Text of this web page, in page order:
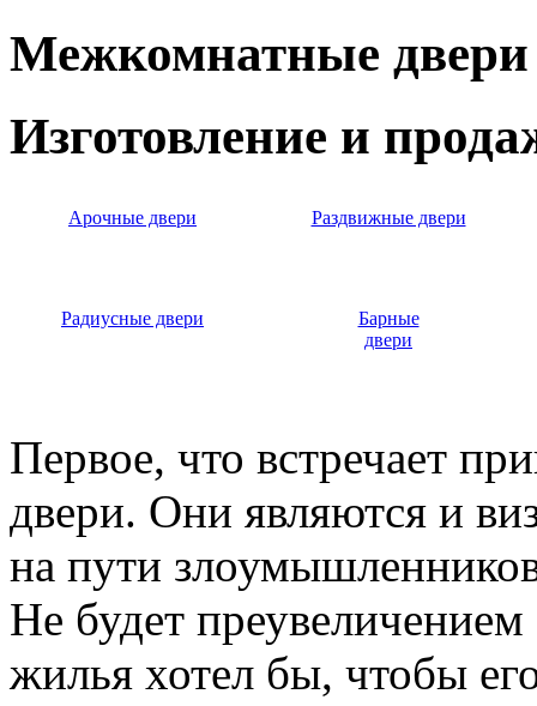
Межкомнатные двери
Изготовление и
Арочные двери Раздвижные двери
Радиусные двери
Барные
двери
Первое, что встречает
двери. Они являются и
на пути
Не будет
жилья хотел бы, чтобы